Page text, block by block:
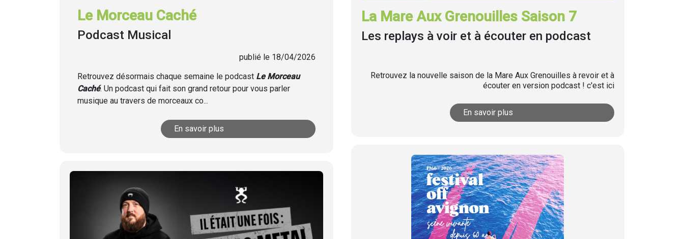
Le Morceau Caché
Podcast Musical
publié le 18/04/2026
Retrouvez désormais chaque semaine le podcast Le Morceau
Caché. Un podcast qui fait son grand retour pour vous parler
musique au travers de morceaux co...
En savoir plus
La Mare Aux Grenouilles Saison 7
Les replays à voir et à écouter en podcast
Retrouvez la nouvelle saison de la Mare Aux Grenouilles à revoir et à
écouter en version podcast ! c'est ici
En savoir plus